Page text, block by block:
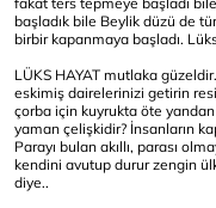
başladık bile Beylik düzü de
birbir kapanmaya başladı.
LÜKS HAYAT mutlaka
eskimiş dairelerinizi getirin
çorba için kuyrukta öte
yaman çelişkidir? İnsanların
Parayı bulan akıllı, parası
kendini avutup durur zengin
diye..